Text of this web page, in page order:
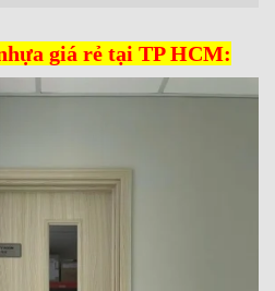
giá rẻ tại TP HCM: